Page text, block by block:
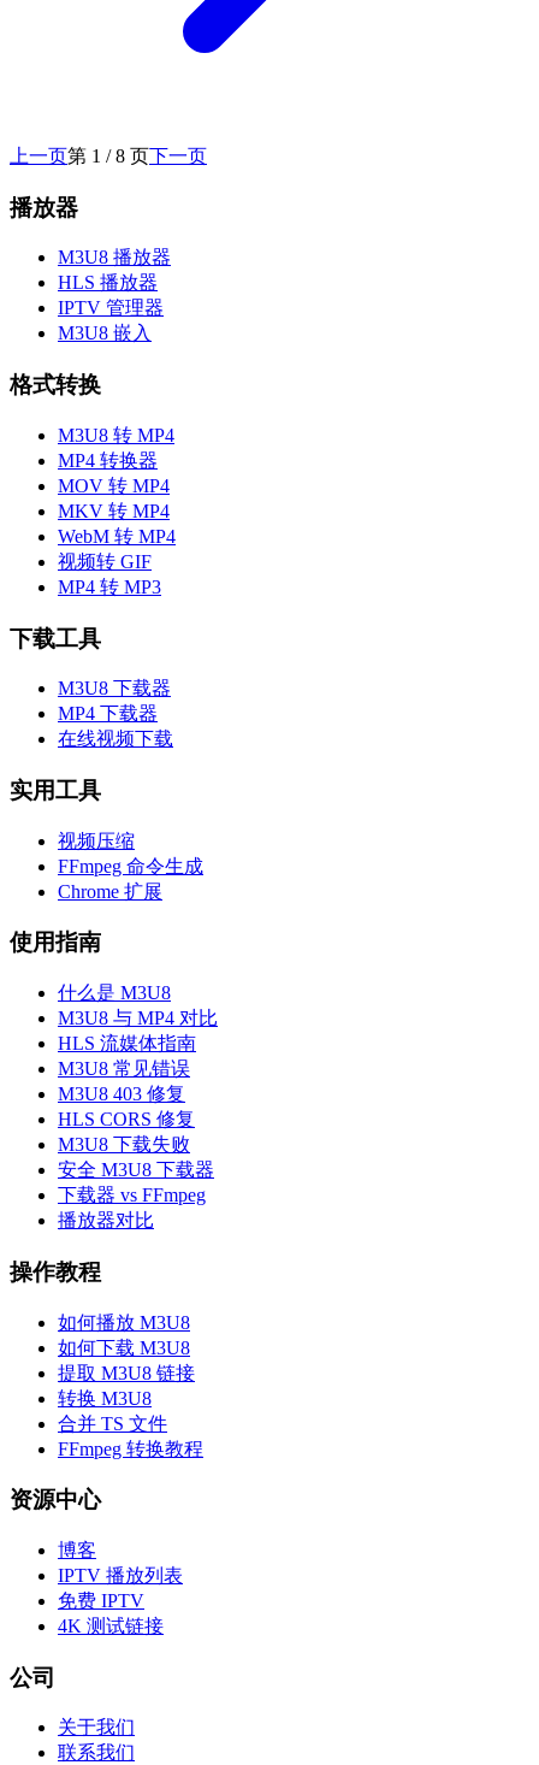
上一页第 1 / 8 页下一页
播放器
M3U8 播放器
HLS 播放器
IPTV 管理器
M3U8 嵌入
格式转换
M3U8 转 MP4
MP4 转换器
MOV 转 MP4
MKV 转 MP4
WebM 转 MP4
视频转 GIF
MP4 转 MP3
下载工具
M3U8 下载器
MP4 下载器
在线视频下载
实用工具
视频压缩
FFmpeg 命令生成
Chrome 扩展
使用指南
什么是 M3U8
M3U8 与 MP4 对比
HLS 流媒体指南
M3U8 常见错误
M3U8 403 修复
HLS CORS 修复
M3U8 下载失败
安全 M3U8 下载器
下载器 vs FFmpeg
播放器对比
操作教程
如何播放 M3U8
如何下载 M3U8
提取 M3U8 链接
转换 M3U8
合并 TS 文件
FFmpeg 转换教程
资源中心
博客
IPTV 播放列表
免费 IPTV
4K 测试链接
公司
关于我们
联系我们